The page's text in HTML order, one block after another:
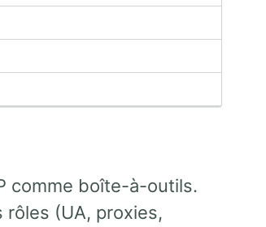
comme boîte-à-outils.
rôles (UA, proxies,